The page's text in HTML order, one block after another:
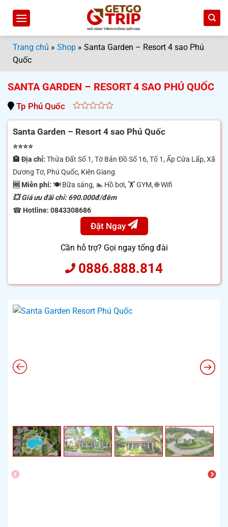
dungTrang chủ » Shop » Santa Garden – Resort 4 sao Phú
Quốc
SANTA GARDEN – RESORT 4 SAO PHÚ QUỐC
Tp Phú Quốc
0
of
Santa Garden – Resort 4 sao Phú Quốc
⭐⭐⭐⭐
🏨 Địa chỉ: Thửa Đất Số 1, Tờ Bản Đồ Số 16, Tổ 1, Ấp Cửa Lấp, Xã
Dương Tơ, Phú Quốc, Kiên Giang
🆓 Miễn phí: 🍽 Bữa sáng, 🏊 Hồ bơi, 🏋️ GYM, 🌐 Wifi
💥 Giá ưu đãi chỉ: 690.000đ/đêm
☎ Hotline: 0843308686
Đặt Ngay
Cần hỗ trợ? Gọi ngay tổng đài
0886.888.814